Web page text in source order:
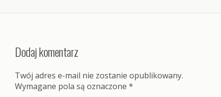
Dodaj komentarz
Twój adres e-mail nie zostanie opublikowany.
Wymagane pola są oznaczone *